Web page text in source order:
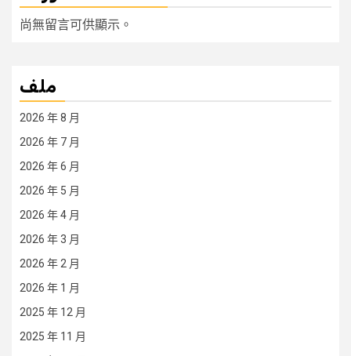
尚無留言可供顯示。
ملف
2026 年 8 月
2026 年 7 月
2026 年 6 月
2026 年 5 月
2026 年 4 月
2026 年 3 月
2026 年 2 月
2026 年 1 月
2025 年 12 月
2025 年 11 月